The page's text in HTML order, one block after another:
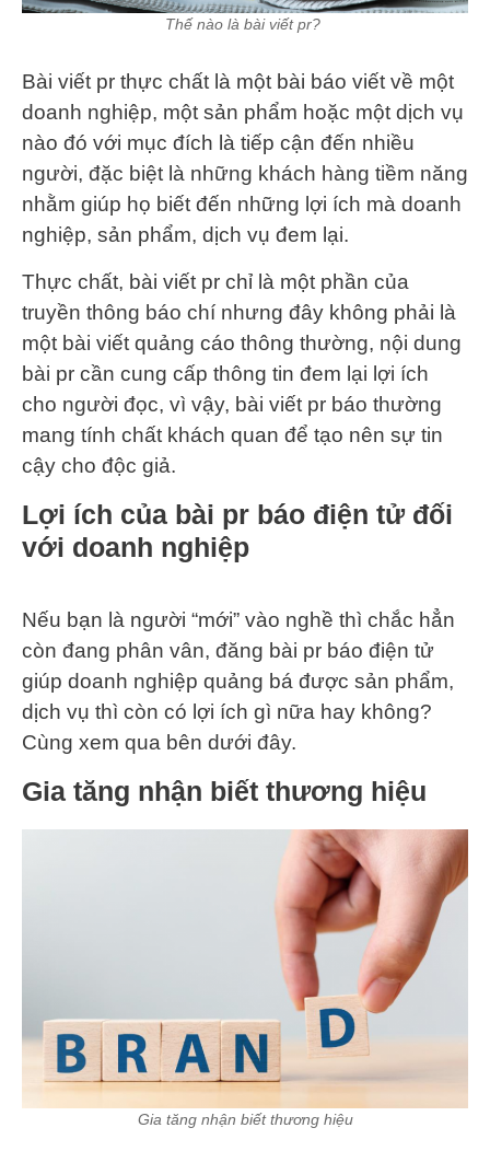
Thế nào là bài viết pr?
Bài viết pr thực chất là một bài báo viết về một
doanh nghiệp, một sản phẩm hoặc một dịch vụ
nào đó với mục đích là tiếp cận đến nhiều
người, đặc biệt là những khách hàng tiềm năng
nhằm giúp họ biết đến những lợi ích mà doanh
nghiệp, sản phẩm, dịch vụ đem lại.
Thực chất, bài viết pr chỉ là một phần của
truyền thông báo chí nhưng đây không phải là
một bài viết quảng cáo thông thường, nội dung
bài pr cần cung cấp thông tin đem lại lợi ích
cho người đọc, vì vậy, bài viết pr báo thường
mang tính chất khách quan để tạo nên sự tin
cậy cho độc giả.
Lợi ích của bài pr báo điện tử đối
với doanh nghiệp
Nếu bạn là người “mới” vào nghề thì chắc hẳn
còn đang phân vân, đăng bài pr báo điện tử
giúp doanh nghiệp quảng bá được sản phẩm,
dịch vụ thì còn có lợi ích gì nữa hay không?
Cùng xem qua bên dưới đây.
Gia tăng nhận biết thương hiệu
Gia tăng nhận biết thương hiệu